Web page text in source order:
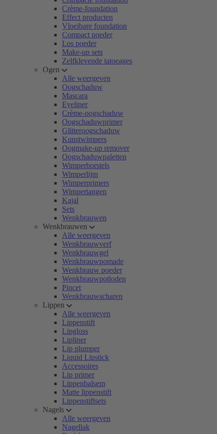
Crème-foundation
Effect producten
Vloeibare foundation
Compact poeder
Los poeder
Make-up sets
Zelfklevende tatoeages
Ogen
Alle weergeven
Oogschaduw
Mascara
Eyeliner
Crème-oogschaduw
Oogschaduwprimer
Glitteroogschaduw
Kunstwimpers
Oogmake-up remover
Oogschaduwpaletten
Wimperborstels
Wimperlijm
Wimperprimers
Wimpertangen
Kajal
Sets
Wenkbrauwen
Wenkbrauwen
Alle weergeven
Wenkbrauwverf
Wenkbrauwgel
Wenkbrauwpomade
Wenkbrauw poeder
Wenkbrauwpotloden
Pincet
Wenkbrauwscharen
Lippen
Alle weergeven
Lippenstift
Lipgloss
Lipliner
Lip plumper
Liquid Lipstick
Accessoires
Lip primer
Lippenbalsem
Matte lippenstift
Lippenstiftsets
Nagels
Alle weergeven
Nagellak